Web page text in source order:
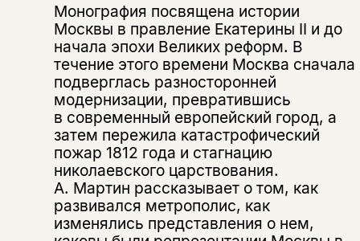
Монография посвящена истории
Москвы в правление Екатерины II и до
начала эпохи Великих реформ. В
течение этого времени Москва сначала
подверглась разносторонней
модернизации, превратившись
в современный европейский город, а
затем пережила катастрофический
пожар 1812 года и стагнацию
николаевского царствования.
А. Мартин рассказывает о том, как
развивался метрополис, как
изменялись представления о нем,